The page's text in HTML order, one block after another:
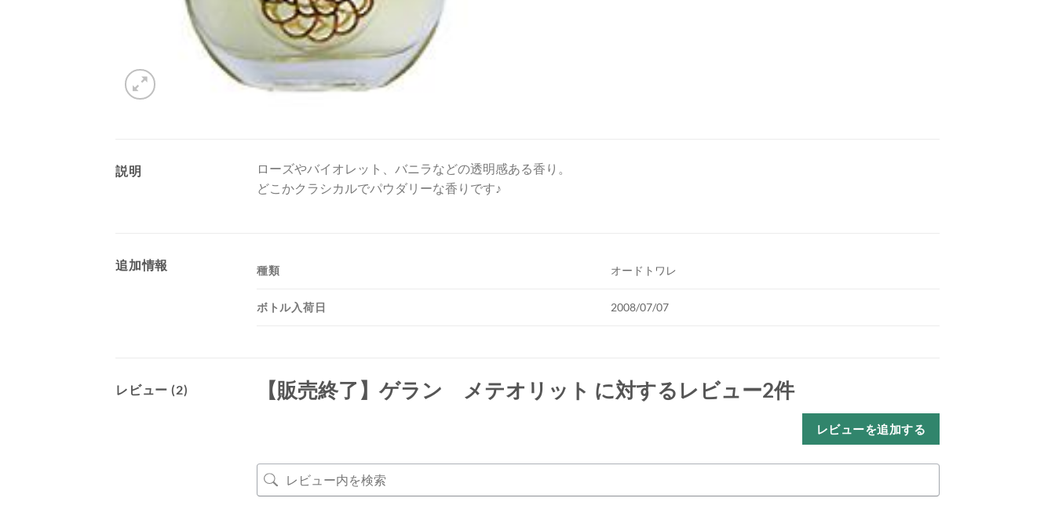
説明
ローズやバイオレット、バニラなどの透明感ある香り。
どこかクラシカルでパウダリーな香りです♪
追加情報 種類 オードトワレ
ボトル入荷日 2008/07/07
レビュー (2) 【販売終了】ゲラン メテオリット に対するレビュー2件
レビューを追加する